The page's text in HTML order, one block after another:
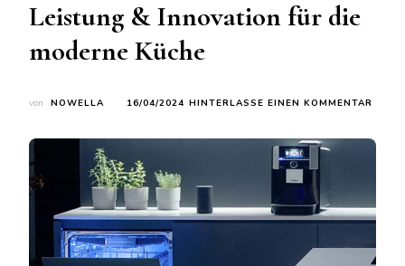
Leistung & Innovation für die
moderne Küche
von NOWELLA 16/04/2024 HINTERLASSE EINEN KOMMENTAR
DIE